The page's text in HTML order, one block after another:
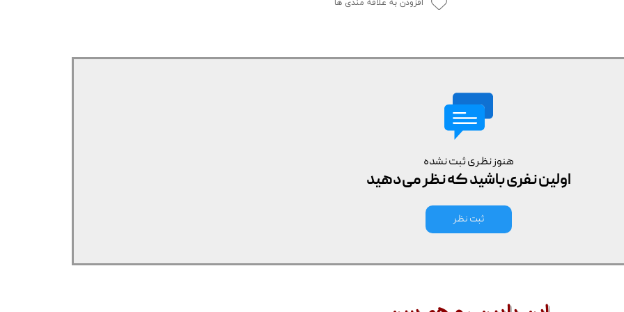
افزودن به علاقه مندی ها
هنوز نظری ثبت نشده
اولین نفری باشید که نظر می‌دهید
ثبت نظر